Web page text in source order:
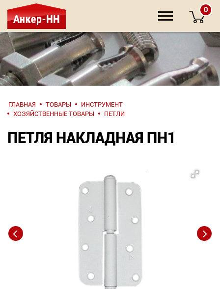
НАПИШИТЕ
НАМ
О компании
Оформление заказа
0
ГЛАВНАЯ ТОВАРЫ
ИНСТРУМЕНТ
ХОЗЯЙСТВЕННЫЕ ТОВАРЫ
ПЕТЛИ
ПЕТЛЯ НАКЛАДНАЯ ПН1